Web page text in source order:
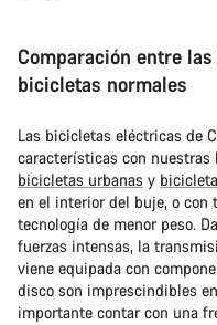
Comparación entre
bicicletas normales
Las bicicletas eléctricas de
características con nuestras
bicicletas urbanas y
en el interior del buje, o con
tecnología de menor peso.
fuerzas intensas, la
viene equipada con
disco son imprescindibles
importante contar con una